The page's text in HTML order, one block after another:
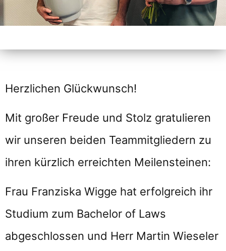
Herzlichen Glückwunsch!
Mit großer Freude und Stolz gratulieren
wir unseren beiden Teammitgliedern zu
ihren kürzlich erreichten Meilensteinen:
Frau Franziska Wigge hat erfolgreich ihr
Studium zum Bachelor of Laws
abgeschlossen und Herr Martin Wieseler